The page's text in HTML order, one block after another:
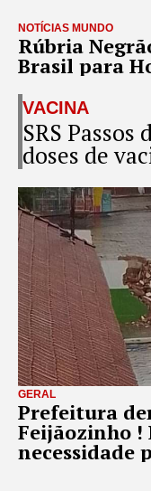
NOTÍCIAS MUNDO
Rúbria
Brasil para
VACINA
SRS
doses de
GERAL
Prefeitura
Feijãozinho !
necessidade